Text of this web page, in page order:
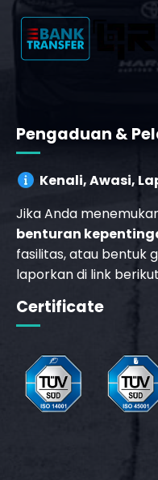
Pengaduan &
Kenali, Awasi,
Jika Anda
benturan
fasilitas, atau bentuk
laporkan di link
Certificate